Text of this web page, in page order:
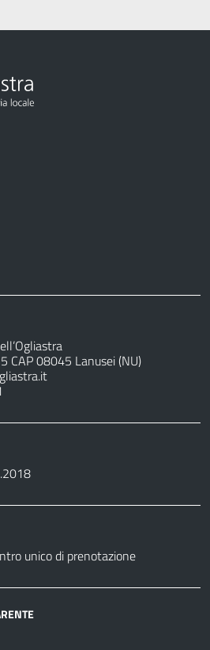
CAP 08045 Lanusei (NU)
unico di prenotazione